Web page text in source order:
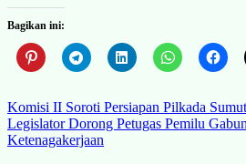
Bagikan ini:
Navigasi
pos
Komisi II Soroti Persiapan Pilkada Sumut
Legislator Dorong Petugas Pemilu
Ketenagakerjaan